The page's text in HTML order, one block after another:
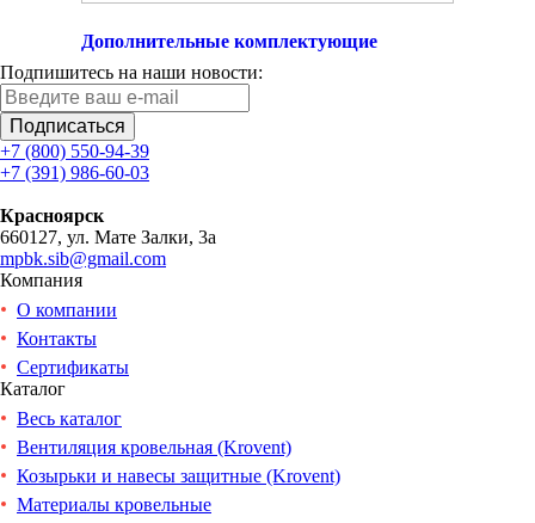
Дополнительные комплектующие
Подпишитесь на наши новости:
Подписаться
+7 (800) 550-94-39
+7 (391) 986-60-03
Красноярск
660127, ул. Мате Залки, 3а
mpbk.sib@gmail.com
Компания
О компании
Контакты
Сертификаты
Каталог
Весь каталог
Вентиляция кровельная (Krovent)
Козырьки и навесы защитные (Krovent)
Материалы кровельные